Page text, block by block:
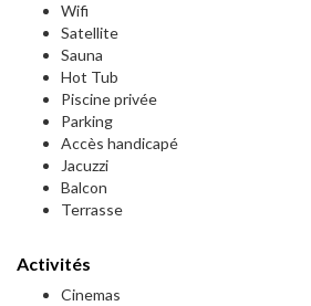
Wifi
Satellite
Sauna
Hot Tub
Piscine privée
Parking
Accès handicapé
Jacuzzi
Balcon
Terrasse
Activités
Cinemas